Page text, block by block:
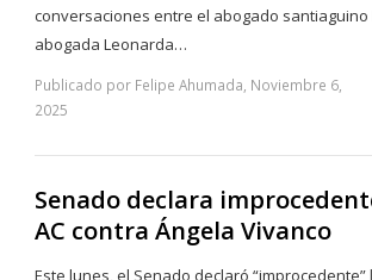
conversaciones entre el abogado santiaguino
abogada Leonarda…
Publicado por Felipe Ahumada, Noviembre 6,
2025
Senado declara
AC contra Ángela Vivanco
Este lunes, el Senado declaró “improcedente”